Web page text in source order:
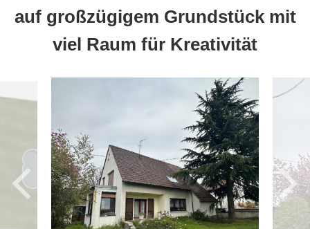
auf großzügigem Grundstück mit
viel Raum für Kreativität